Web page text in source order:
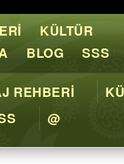
REHBERİ
@
KÜLTÜR
BLOG SSS